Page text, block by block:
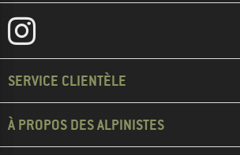
SERVICE CLIENTÈLE
À PROPOS DES ALPINISTES